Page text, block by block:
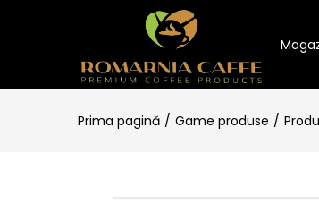
Prima pagină Game produse